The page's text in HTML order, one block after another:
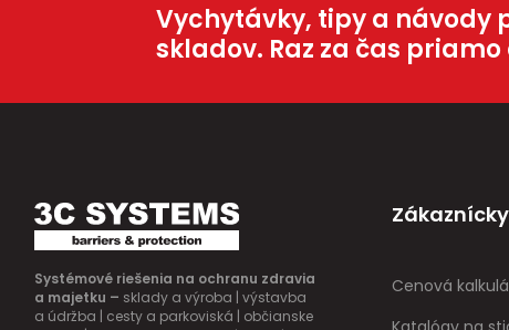
Vychytávky, tipy a návody
skladov. Raz za čas
Systémové riešenia na ochranu zdravia
a majetku – sklady a výroba | výstavba
a údržba | cesty a parkoviská | občianske
Cenová